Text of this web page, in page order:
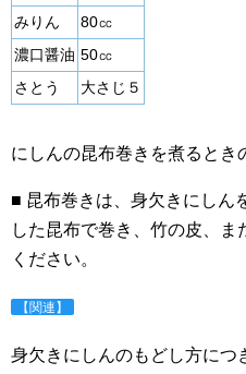
みりん
80㏄
濃口醤油 50㏄
さとう
大さじ５
にしんの昆布巻きを煮るとき
■ 昆布巻きは、身欠きにしん
した昆布で巻き、竹の皮、
ください。
【関連】
身欠きにしんのもどし方につ